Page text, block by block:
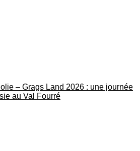
– Grags Land 2026 : une journée
au Val Fourré